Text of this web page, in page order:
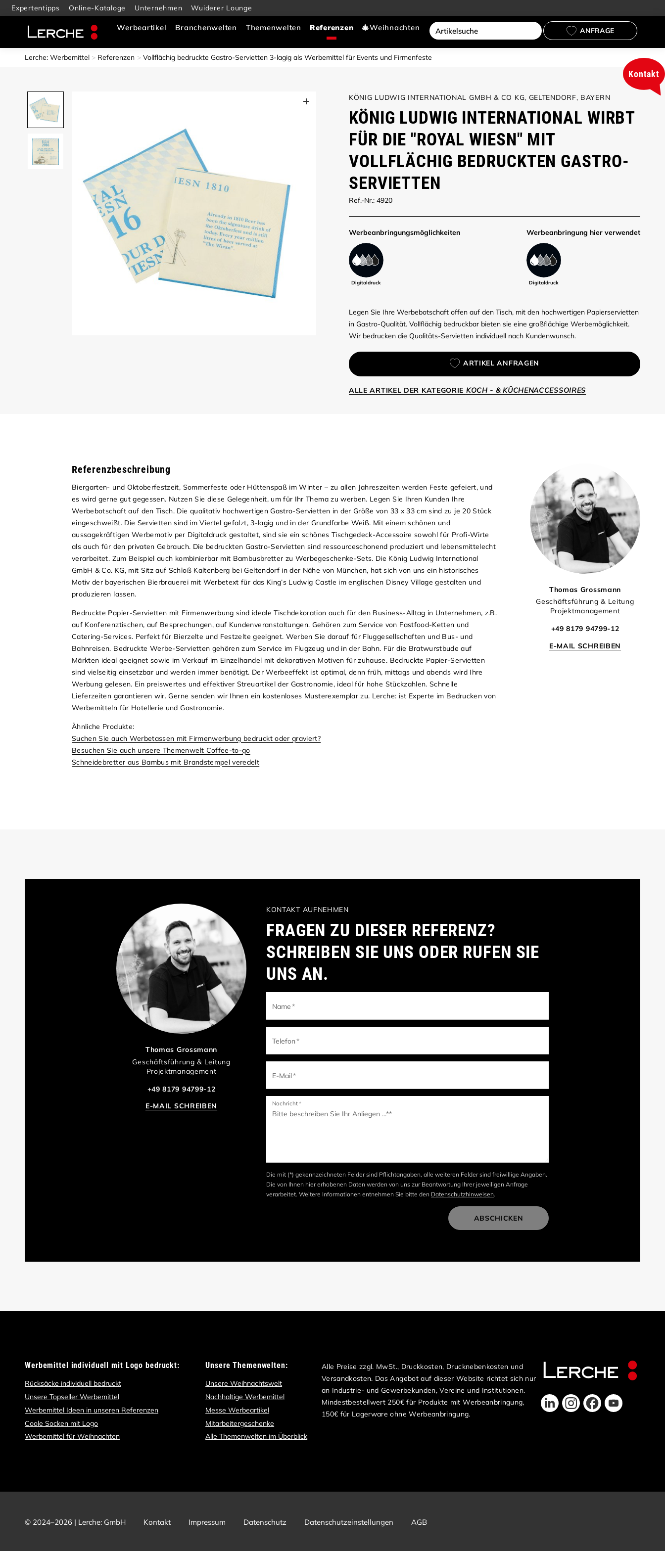
Expertentipps Online-Kataloge Unternehmen Wuiderer Lounge
Werbeartikel Branchenwelten Themenwelten 🎄Weihnachten ANFRAGE
Lerche: Werbemittel Referenzen Vollflächig bedruckte Gastro-Servietten 3-lagig als Werbemittel für Events und Firmenfeste
KÖNIG LUDWIG INTERNATIONAL GMBH & CO KG, GELTENDORF, BAYERN
KÖNIG LUDWIG INTERNATIONAL WIRBT
FÜR DIE "ROYAL WIESN" MIT
VOLLFLÄCHIG BEDRUCKTEN GASTRO-
SERVIETTEN
Ref.-Nr.: 4920
Werbe­anbringungs­möglich­keiten
Digitaldruck
Werbe­anbringung hier verwendet
Digitaldruck
Legen Sie Ihre Werbebotschaft offen auf den Tisch, mit den hochwertigen Papierservietten
in Gastro-Qualität. Vollflächig bedruckbar bieten sie eine großflächige Werbemöglichkeit.
Wir bedrucken die Qualitäts-Servietten individuell nach Kundenwunsch.
ARTIKEL ANFRAGEN
ALLE ARTIKEL DER KATEGORIE KOCH - & KÜCHENACCESSOIRES
Referenzbeschreibung
Biergarten- und Oktoberfestzeit, Sommerfeste oder Hüttenspaß im Winter – zu allen Jahreszeiten werden Feste gefeiert, und
es wird gerne gut gegessen. Nutzen Sie diese Gelegenheit, um für Ihr Thema zu werben. Legen Sie Ihren Kunden Ihre
Werbebotschaft auf den Tisch. Die qualitativ hochwertigen Gastro-Servietten in der Größe von 33 x 33 cm sind zu je 20 Stück
eingeschweißt. Die Servietten sind im Viertel gefalzt, 3-lagig und in der Grundfarbe Weiß. Mit einem schönen und
aussagekräftigen Werbemotiv per Digitaldruck gestaltet, sind sie ein schönes Tischgedeck-Accessoire sowohl für Profi-Wirte
als auch für den privaten Gebrauch. Die bedruckten Gastro-Servietten sind ressourceschonend produziert und lebensmittelecht
verarbeitet. Zum Beispiel auch kombinierbar mit Bambusbretter zu Werbegeschenke-Sets. Die König Ludwig International
GmbH & Co. KG, mit Sitz auf Schloß Kaltenberg bei Geltendorf in der Nähe von München, hat sich von uns ein historisches
Motiv der bayerischen Bierbrauerei mit Werbetext für das King’s Ludwig Castle im englischen Disney Village gestalten und
produzieren lassen.
Bedruckte Papier-Servietten mit Firmenwerbung sind ideale Tischdekoration auch für den Business-Alltag in Unternehmen, z.B.
auf Konferenztischen, auf Besprechungen, auf Kundenveranstaltungen. Gehören zum Service von Fastfood-Ketten und
Catering-Services. Perfekt für Bierzelte und Festzelte geeignet. Werben Sie darauf für Fluggesellschaften und Bus- und
Bahnreisen. Bedruckte Werbe-Servietten gehören zum Service im Flugzeug und in der Bahn. Für die Bratwurstbude auf
Märkten ideal geeignet sowie im Verkauf im Einzelhandel mit dekorativen Motiven für zuhause. Bedruckte Papier-Servietten
sind vielseitig einsetzbar und werden immer benötigt. Der Werbeeffekt ist optimal, denn früh, mittags und abends wird Ihre
Werbung gelesen. Ein preiswertes und effektiver Streuartikel der Gastronomie, ideal für hohe Stückzahlen. Schnelle
Lieferzeiten garantieren wir. Gerne senden wir Ihnen ein kostenloses Musterexemplar zu. Lerche: ist Experte im Bedrucken von
Werbemitteln für Hotellerie und Gastronomie.
Ähnliche Produkte:
Suchen Sie auch Werbetassen mit Firmenwerbung bedruckt oder graviert?
Besuchen Sie auch unsere Themenwelt Coffee-to-go
Schneidebretter aus Bambus mit Brandstempel veredelt
Thomas Grossmann
Geschäftsführung & Leitung
Projektmanagement
+49 8179 94799-12
E-MAIL SCHREIBEN
Thomas Grossmann
Geschäftsführung & Leitung
Projektmanagement
+49 8179 94799-12
E-MAIL SCHREIBEN
KONTAKT AUFNEHMEN
FRAGEN ZU DIESER REFERENZ?
SCHREIBEN SIE UNS ODER RUFEN SIE
UNS AN.
Name*
Telefon*
E-Mail*
Nachricht*
Die mit (*) gekennzeichneten Felder sind Pflichtangaben, alle weiteren Felder sind freiwillige Angaben.
Die von Ihnen hier erhobenen Daten werden von uns zur Beantwortung Ihrer jeweiligen Anfrage
verarbeitet. Weitere Informationen entnehmen Sie bitte den Datenschutzhinweisen.
ABSCHICKEN
Werbemittel individuell mit Logo bedruckt:
Rücksäcke individuell bedruckt
Unsere Topseller Werbemittel
Werbemittel Ideen in unseren Referenzen
Coole Socken mit Logo
Werbemittel für Weihnachten
Unsere Themenwelten:
Unsere Weihnachtswelt
Nachhaltige Werbemittel
Messe Werbeartikel
Mitarbeitergeschenke
Alle Themenwelten im Überblick
Alle Preise zzgl. MwSt., Druckkosten, Drucknebenkosten und
Versandkosten. Das Angebot auf dieser Website richtet sich nur
an Industrie- und Gewerbekunden, Vereine und Institutionen.
Mindestbestellwert 250€ für Produkte mit Werbeanbringung,
150€ für Lagerware ohne Werbeanbringung.
© 2024–2026 | Lerche: GmbH Kontakt Impressum Datenschutz Datenschutzeinstellungen AGB
Kontakt